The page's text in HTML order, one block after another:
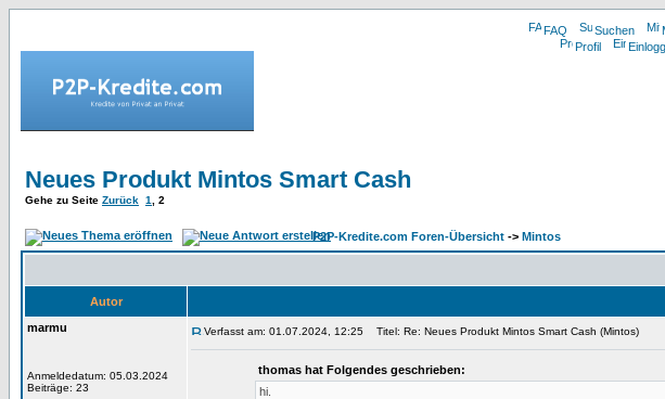
FAQ Suchen
Profil
Neues Produkt Mintos Smart Cash
Gehe zu Seite Zurück 1 2
P2P-Kredite.com Foren-Übersicht -> Mintos
Autor
marmu
Anmeldedatum: 05.03.2024
Beiträge: 23
Verfasst am: 01.07.2024, 12:25 Titel: Re: Neues Produkt Mintos Smart Cash (Mintos)
thomas hat Folgendes geschrieben:
hi.